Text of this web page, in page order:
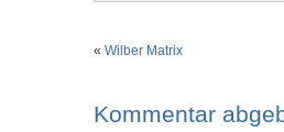
« Wilber Matrix
Kommentar